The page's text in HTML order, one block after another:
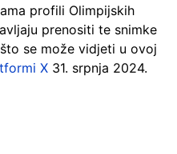
profili Olimpijskih
prenositi te snimke
se može vidjeti u ovoj
X 31. srpnja 2024.